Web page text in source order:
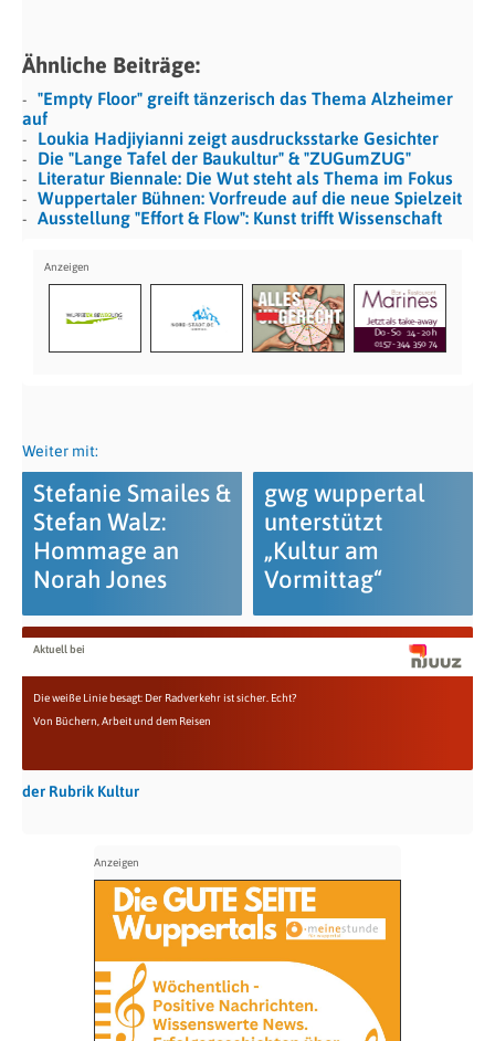
Ähnliche Beiträge:
"Empty Floor" greift tänzerisch das Thema Alzheimer
auf
Loukia Hadjiyianni zeigt ausdrucksstarke Gesichter
Die "Lange Tafel der Baukultur" & "ZUGumZUG"
Literatur Biennale: Die Wut steht als Thema im Fokus
Wuppertaler Bühnen: Vorfreude auf die neue Spielzeit
Ausstellung "Effort & Flow": Kunst trifft Wissenschaft
Weiter mit:
Stefanie Smailes &
Stefan Walz:
Hommage an
Norah Jones
gwg wuppertal
unterstützt
„Kultur am
Vormittag“
Aktuell bei
Die weiße Linie besagt: Der Radverkehr ist sicher. Echt?
Von Büchern, Arbeit und dem Reisen
der Rubrik Kultur